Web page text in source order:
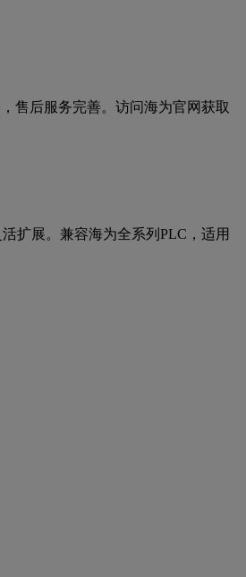
售后服务完善。访问海为官网获取
扩展。兼容海为全系列PLC，适用